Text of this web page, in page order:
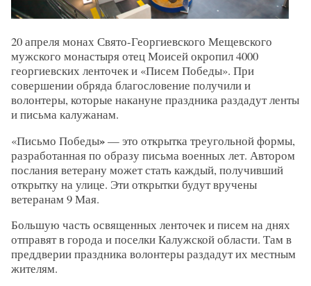
20 апреля монах Свято-Георгиевского Мещевского
мужского монастыря отец Моисей окропил 4000
георгиевских ленточек и «Писем Победы». При
совершении обряда благословение получили и
волонтеры, которые накануне праздника раздадут ленты
и письма калужанам.
«Письмо Победы»— это открытка треугольной формы,
разработанная по образу письма военных лет. Автором
послания ветерану может стать каждый, получивший
открытку на улице. Эти открытки будут вручены
ветеранам 9 Мая.
Большую часть освященных ленточек и писем на днях
отправят в города и поселки Калужской области. Там в
преддверии праздника волонтеры раздадут их местным
жителям.